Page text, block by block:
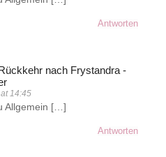
Antworten
nach Frystandra -
14:45
Allgemein […]
Antworten